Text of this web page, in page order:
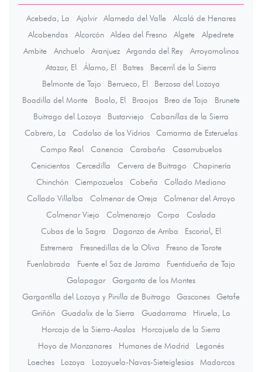
Acebeda, La Ajalvir Alameda del Valle
Alcalá de Henares
Alcobendas
Alcorcón Aldea del Fresno Algete
Alpedrete
Ambite
Anchuelo Aranjuez Arganda del Rey
Arroyomolinos
Atazar, El
Álamo, El Batres
Becerril de la Sierra
Belmonte de Tajo
Berrueco, El
Berzosa del Lozoya
Boadilla del Monte
Boalo, El Braojos Brea de Tajo
Brunete
Buitrago del Lozoya
Bustarviejo
Cabanillas de la Sierra
Cabrera, La
Cadalso de los Vidrios
Camarma de Esteruelas
Campo Real
Canencia Carabaña
Casarrubuelos
Cenicientos
Cercedilla Cervera de Buitrago
Chapinería
Chinchón
Ciempozuelos Cobeña
Collado Mediano
Collado Villalba
Colmenar de Oreja
Colmenar del Arroyo
Colmenar Viejo
Colmenarejo Corpa
Coslada
Cubas de la Sagra
Daganzo de Arriba
Escorial, El
Estremera
Fresnedillas de la Oliva
Fresno de Torote
Fuenlabrada
Fuente el Saz de Jarama
Fuentidueña de Tajo
Galapagar
Garganta de los Montes
Gargantilla del Lozoya y Pinilla de Buitrago
Gascones
Getafe
Griñón
Guadalix de la Sierra Guadarrama
Hiruela, La
Horcajo de la Sierra-Aoslos
Horcajuelo de la Sierra
Hoyo de Manzanares
Humanes de Madrid
Leganés
Loeches
Lozoya Lozoyuela-Navas-Sieteiglesias
Madarcos